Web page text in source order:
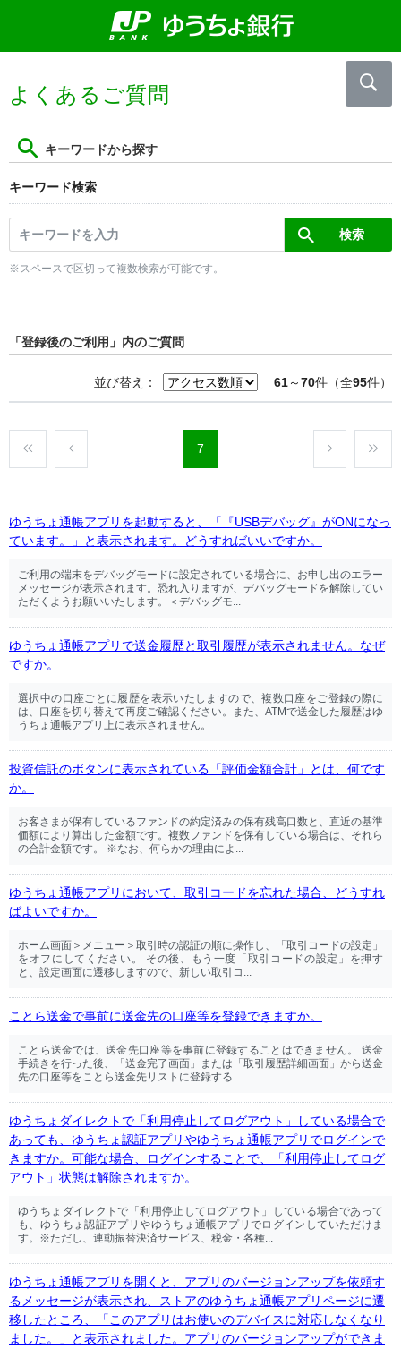
よくあるご質問
キーワードから探す
キーワード検索
※スペースで区切って複数検索が可能です。
「登録後のご利用」内のご質問
並び替え： 61～70件（全95件）
7
ゆうちょ通帳アプリを起動すると、「『USBデバッグ』がONになっ
ています。」と表示されます。どうすればいいですか。
ご利用の端末をデバッグモードに設定されている場合に、お申し出のエラー
メッセージが表示されます。恐れ入りますが、デバッグモードを解除してい
ただくようお願いいたします。＜デバッグモ...
ゆうちょ通帳アプリで送金履歴と取引履歴が表示されません。なぜ
ですか。
選択中の口座ごとに履歴を表示いたしますので、複数口座をご登録の際に
は、口座を切り替えて再度ご確認ください。また、ATMで送金した履歴はゆ
うちょ通帳アプリ上に表示されません。
投資信託のボタンに表示されている「評価金額合計」とは、何です
か。
お客さまが保有しているファンドの約定済みの保有残高口数と、直近の基準
価額により算出した金額です。複数ファンドを保有している場合は、それら
の合計金額です。 ※なお、何らかの理由によ...
ゆうちょ通帳アプリにおいて、取引コードを忘れた場合、どうすれ
ばよいですか。
ホーム画面＞メニュー＞取引時の認証の順に操作し、「取引コードの設定」
をオフにしてください。 その後、もう一度「取引コードの設定」を押す
と、設定画面に遷移しますので、新しい取引コ...
ことら送金で事前に送金先の口座等を登録できますか。
ことら送金では、送金先口座等を事前に登録することはできません。 送金
手続きを行った後、「送金完了画面」または「取引履歴詳細画面」から送金
先の口座等をことら送金先リストに登録する...
ゆうちょダイレクトで「利用停止してログアウト」している場合で
あっても、ゆうちょ認証アプリやゆうちょ通帳アプリでログインで
きますか。可能な場合、ログインすることで、「利用停止してログ
アウト」状態は解除されますか。
ゆうちょダイレクトで「利用停止してログアウト」している場合であって
も、ゆうちょ認証アプリやゆうちょ通帳アプリでログインしていただけま
す。※ただし、連動振替決済サービス、税金・各種...
ゆうちょ通帳アプリを開くと、アプリのバージョンアップを依頼す
るメッセージが表示され、ストアのゆうちょ通帳アプリページに遷
移したところ、「このアプリはお使いのデバイスに対応しなくなり
ました。」と表示されました。アプリのバージョンアップができま